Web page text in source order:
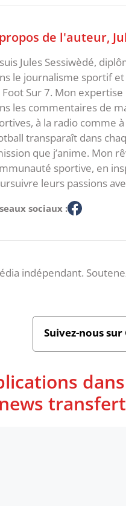
de l'auteur,
Jules Sessiwèdé,
le journalisme sportif
Foot Sur 7. Mon
les commentaires de
à la radio comme
transparaît dans
que j’anime. Mon
sportive, en
leurs passions
sociaux :
indépendant.
Suivez-nous